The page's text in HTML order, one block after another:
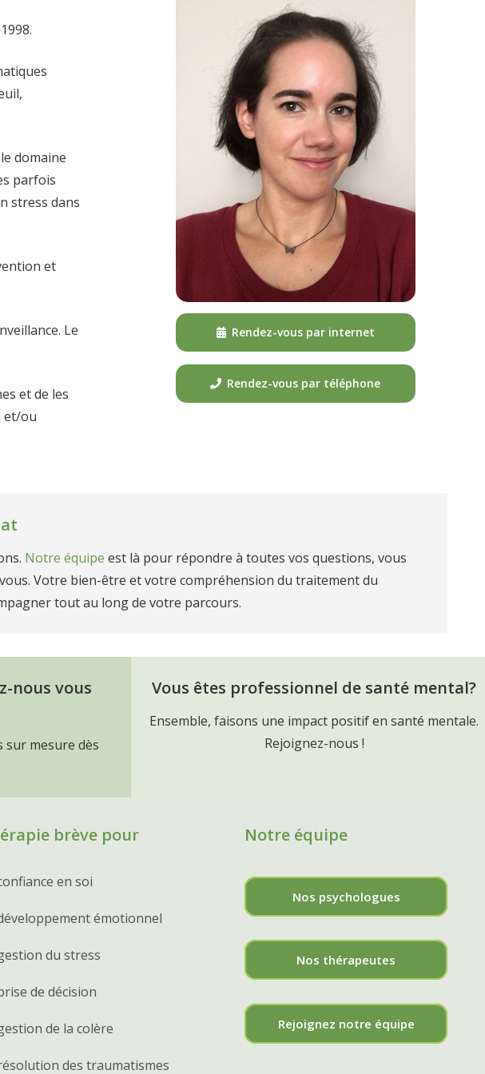
domaine
parfois
stress dans
et
Le
et de les
et/ou
Rendez-vous par internet
Rendez-vous par téléphone
Notre équipe est là pour répondre à toutes vos questions, vous
Votre bien-être et votre compréhension du traitement du
tout au long de votre parcours.
nous vous
sur mesure dès
Vous êtes professionnel de santé mental?
Ensemble, faisons une impact positif en santé mentale.
Rejoignez-nous !
brève pour
en soi
émotionnel
du stress
de décision
de la colère
des traumatismes
Notre équipe
Nos psychologues
Nos thérapeutes
Rejoignez notre équipe